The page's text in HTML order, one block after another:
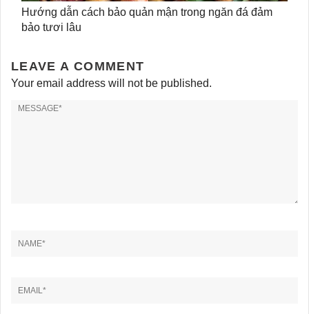
Hướng dẫn cách bảo quản mận trong ngăn đá đảm
bảo tươi lâu
LEAVE A COMMENT
Your email address will not be published.